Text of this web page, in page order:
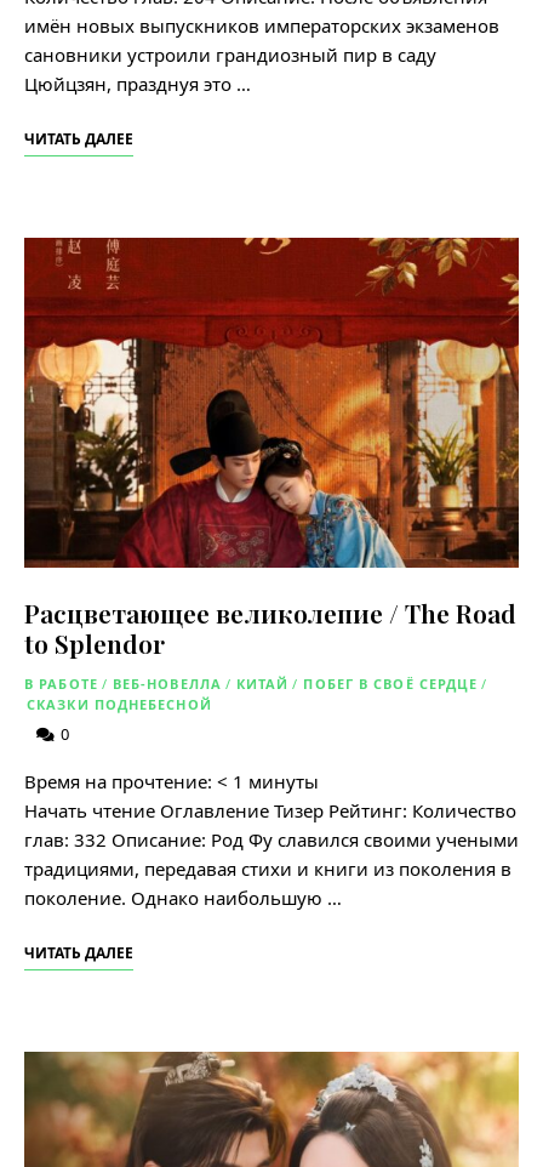
имён новых выпускников императорских экзаменов
сановники устроили грандиозный пир в саду
Цюйцзян, празднуя это …
ЧИТАТЬ ДАЛЕЕ
Расцветающее великолепие / The Road
to Splendor
В РАБОТЕ / ВЕБ-НОВЕЛЛА / КИТАЙ / ПОБЕГ В СВОЁ СЕРДЦЕ /
СКАЗКИ ПОДНЕБЕСНОЙ
0
Время на прочтение: < 1 минуты
Начать чтение Оглавление Тизер Рейтинг: Количество
глав: 332 Описание: Род Фу славился своими учеными
традициями, передавая стихи и книги из поколения в
поколение. Однако наибольшую …
ЧИТАТЬ ДАЛЕЕ